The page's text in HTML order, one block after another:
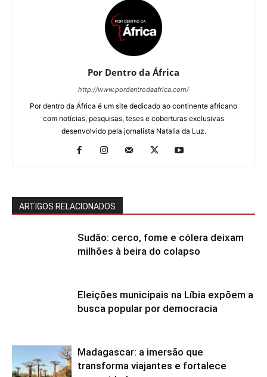
Por Dentro da África
http://www.pordentrodaafrica.com/
Por dentro da África é um site dedicado ao continente africano
com notícias, pesquisas, teses e coberturas exclusivas
desenvolvido pela jornalista Natalia da Luz.
ARTIGOS RELACIONADOS
Sudão: cerco, fome e cólera deixam
milhões à beira do colapso
Eleições municipais na Líbia expõem a
busca popular por democracia
Madagascar: a imersão que
transforma viajantes e fortalece